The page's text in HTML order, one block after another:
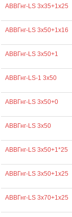
АВВГнг-LS 3х35+1х25
АВВГнг-LS 3х50+1х16
АВВГнг-LS 3х50+1
АВВГнг-LS-1 3х50
АВВГнг-LS 3х50+0
АВВГнг-LS 3х50
АВВГнг-LS 3х50+1*25
АВВГнг-LS 3х50+1х25
АВВГнг-LS 3х70+1х25